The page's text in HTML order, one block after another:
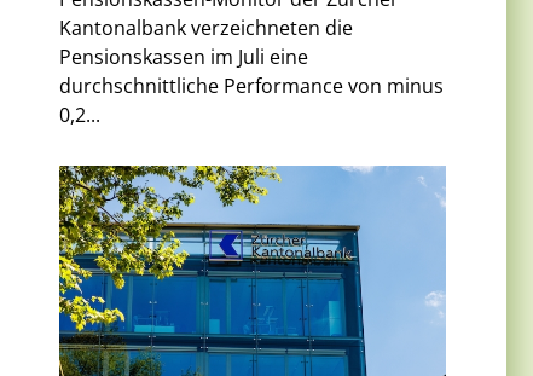
Kantonalbank verzeichneten die
Pensionskassen im Juli eine
durchschnittliche Performance von minus
0,2...